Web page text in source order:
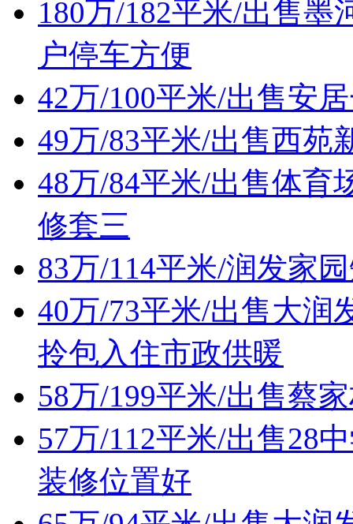
180万/182平米/出售
户停车方便
42万/100平米/出售安
49万/83平米/出售西苑
48万/84平米/出售体育
修套三
83万/114平米/润发家
40万/73平米/出售大润
拎包入住市政供暖
58万/199平米/出售蔡
57万/112平米/出售28
装修位置好